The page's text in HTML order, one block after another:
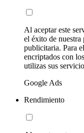
Al aceptar este
el éxito de
publicitaria. Para
encriptados con
utilizas sus
Google Ads
Rendimiento